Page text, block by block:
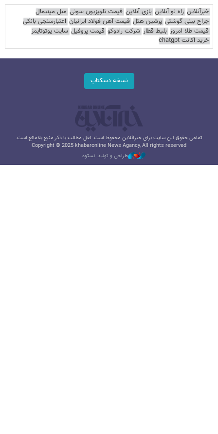
خبرآنلاین راه نو آنلاین بازی آنلاین قیمت تلویزیون سونی مبل مینیمال
جراح بینی گوشتی پرشین هتل قیمت آهن فولاد ایرانیان اعتبارسنجی بانکی
قیمت طلا امروز بلیط قطار شرکت رادوکو قیمت پروفیل سایت یوتوتایمز
خرید اکانت chatgpt
نسخه دسکتاپ
تمامی حقوق این سایت برای خبرآنلاین محفوظ است. نقل مطالب با ذکر منبع بلامانع است.
Copyright © 2025 khabaronline News Agancy, All rights reserved
طراحی و تولید: نستوه